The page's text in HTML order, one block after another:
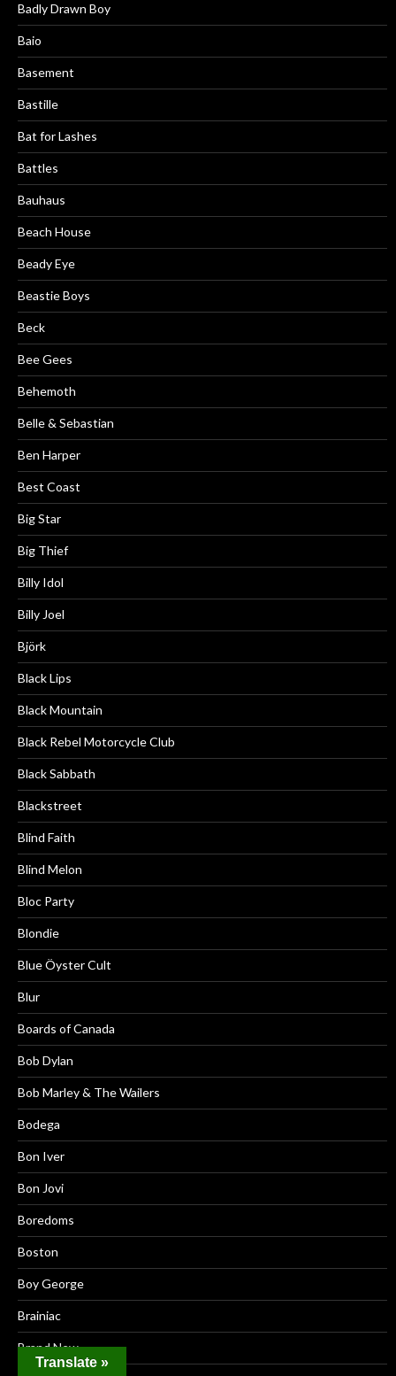
Badly Drawn Boy
Baio
Basement
Bastille
Bat for Lashes
Battles
Bauhaus
Beach House
Beady Eye
Beastie Boys
Beck
Bee Gees
Behemoth
Belle & Sebastian
Ben Harper
Best Coast
Big Star
Big Thief
Billy Idol
Billy Joel
Björk
Black Lips
Black Mountain
Black Rebel Motorcycle Club
Black Sabbath
Blackstreet
Blind Faith
Blind Melon
Bloc Party
Blondie
Blue Öyster Cult
Blur
Boards of Canada
Bob Dylan
Bob Marley & The Wailers
Bodega
Bon Iver
Bon Jovi
Boredoms
Boston
Boy George
Brainiac
Brand New
Translate »